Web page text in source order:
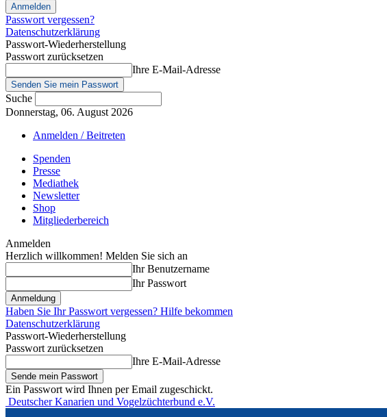
Passwort vergessen?
Datenschutzerklärung
Passwort-Wiederherstellung
Passwort zurücksetzen
Ihre E-Mail-Adresse
Suche
Donnerstag, 06. August 2026
Anmelden / Beitreten
Spenden
Presse
Mediathek
Newsletter
Shop
Mitgliederbereich
Anmelden
Herzlich willkommen! Melden Sie sich an
Ihr Benutzername
Ihr Passwort
Haben Sie Ihr Passwort vergessen? Hilfe bekommen
Datenschutzerklärung
Passwort-Wiederherstellung
Passwort zurücksetzen
Ihre E-Mail-Adresse
Ein Passwort wird Ihnen per Email zugeschickt.
Deutscher Kanarien und Vogelzüchterbund e.V.